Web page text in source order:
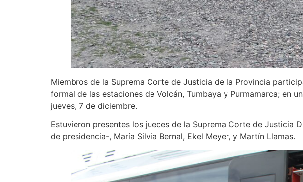
Miembros de la Suprema Corte de Justicia de la Provincia
formal de las estaciones de Volcán, Tumbaya y Purmamarca; en
jueves, 7 de diciembre.
Estuvieron presentes los jueces de la Suprema Corte de Justicia
de presidencia-, María Silvia Bernal, Ekel Meyer, y Martín Llamas.